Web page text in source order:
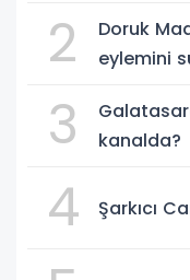
2
Doruk
eylemini
3
kanalda?
4 Şarkıcı